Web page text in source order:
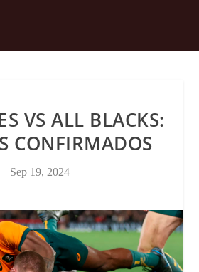
VS ALL BLACKS:
CONFIRMADOS
Sep 19, 2024